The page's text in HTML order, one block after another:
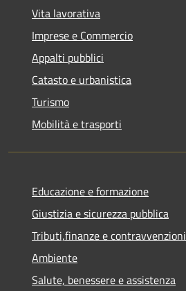
Vita lavorativa
Imprese e Commercio
Appalti pubblici
Catasto e urbanistica
Turismo
Mobilità e trasporti
Educazione e formazione
Giustizia e sicurezza pubblica
Tributi,finanze e contravvenzioni
Ambiente
Salute, benessere e assistenza